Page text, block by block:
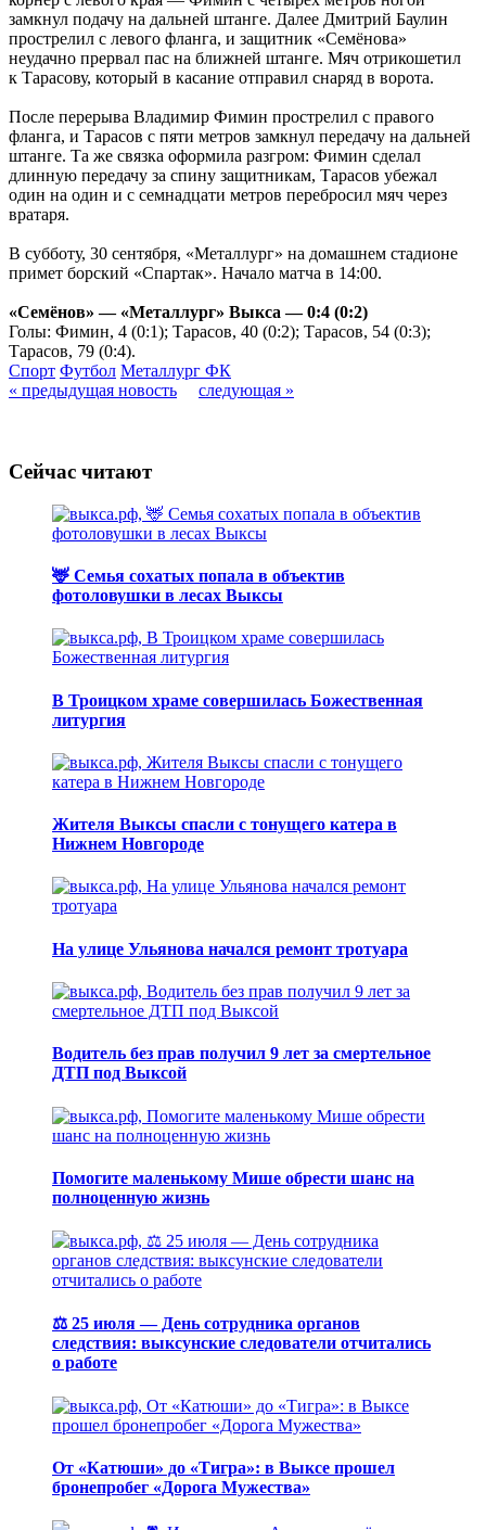
замкнул подачу на дальней штанге. Далее Дмитрий Баулин
прострелил с левого фланга, и защитник «Семёнова»
неудачно прервал пас на ближней штанге. Мяч отрикошетил
к Тарасову, который в касание отправил снаряд в ворота.
После перерыва Владимир Фимин прострелил с правого
фланга, и Тарасов с пяти метров замкнул передачу на дальней
штанге. Та же связка оформила разгром: Фимин сделал
длинную передачу за спину защитникам, Тарасов убежал
один на один и с семнадцати метров перебросил мяч через
вратаря.
В субботу, 30 сентября, «Металлург» на домашнем стадионе
примет борский «Спартак». Начало матча в 14:00.
«Семёнов» — «Металлург» Выкса — 0:4 (0:2)
Голы: Фимин, 4 (0:1); Тарасов, 40 (0:2); Тарасов, 54 (0:3);
Тарасов, 79 (0:4).
Спорт Футбол Металлург ФК
« предыдущая новость
следующая »
Сейчас читают
🦌 Семья сохатых попала в объектив
фотоловушки в лесах Выксы
В Троицком храме совершилась Божественная
литургия
Жителя Выксы спасли с тонущего катера в
Нижнем Новгороде
На улице Ульянова начался ремонт тротуара
Водитель без прав получил 9 лет за смертельное
ДТП под Выксой
Помогите маленькому Мише обрести шанс на
полноценную жизнь
⚖️ 25 июля — День сотрудника органов
следствия: выксунские следователи отчитались
о работе
От «Катюши» до «Тигра»: в Выксе прошел
бронепробег «Дорога Мужества»